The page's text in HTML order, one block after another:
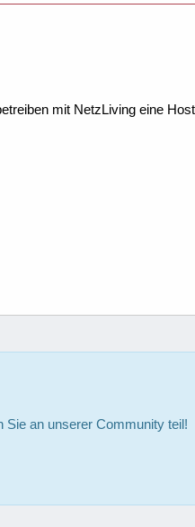
mit NetzLiving eine
Sie an unserer Community teil!